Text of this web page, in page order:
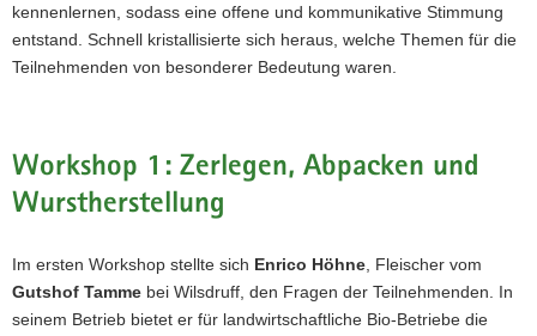
kennenlernen, sodass eine offene und kommunikative Stimmung
entstand. Schnell kristallisierte sich heraus, welche Themen für die
Teilnehmenden von besonderer Bedeutung waren.
Workshop 1: Zerlegen, Abpacken und
Wurstherstellung
Im ersten Workshop stellte sich Enrico Höhne , Fleischer vom
Gutshof Tamme bei Wilsdruff, den Fragen der Teilnehmenden. In
seinem Betrieb bietet er für landwirtschaftliche Bio-Betriebe die